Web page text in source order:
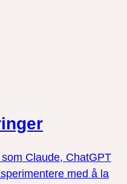
Claude, ChatGPT
med å la